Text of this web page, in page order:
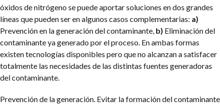
óxidos de nitrógeno se puede aportar soluciones en dos grandes
líneas que pueden ser en algunos casos complementarias: a)
Prevención en la generación del contaminante, b) Eliminación del
contaminante ya generado por el proceso. En ambas formas
existen tecnologías disponibles pero que no alcanzan a satisfacer
totalmente las necesidades de las distintas fuentes generadoras
del contaminante.
Prevención de la generación. Evitar la formación del contaminante